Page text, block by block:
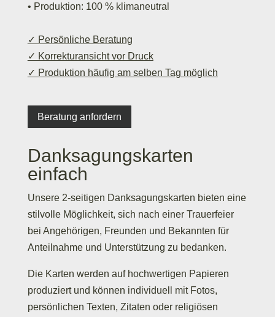
• Produktion: 100 % klimaneutral
✓ Persönliche Beratung
✓ Korrekturansicht vor Druck
✓ Produktion häufig am selben Tag möglich
Beratung anfordern
Danksagungskarten
einfach
Unsere 2-seitigen Danksagungskarten bieten eine
stilvolle Möglichkeit, sich nach einer Trauerfeier
bei Angehörigen, Freunden und Bekannten für
Anteilnahme und Unterstützung zu bedanken.
Die Karten werden auf hochwertigen Papieren
produziert und können individuell mit Fotos,
persönlichen Texten, Zitaten oder religiösen